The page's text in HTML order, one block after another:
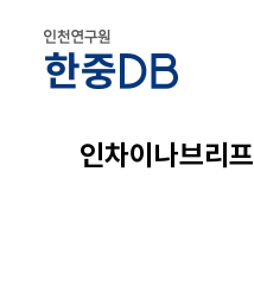
인차이나브리프